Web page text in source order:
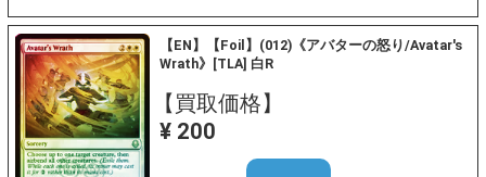
【EN】【Foil】(012)《アバターの怒り/Avatar's
Wrath》[TLA] 白R
【買取価格】
¥ 200